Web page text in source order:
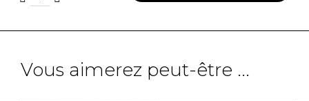
Vous aimerez peut-être ...